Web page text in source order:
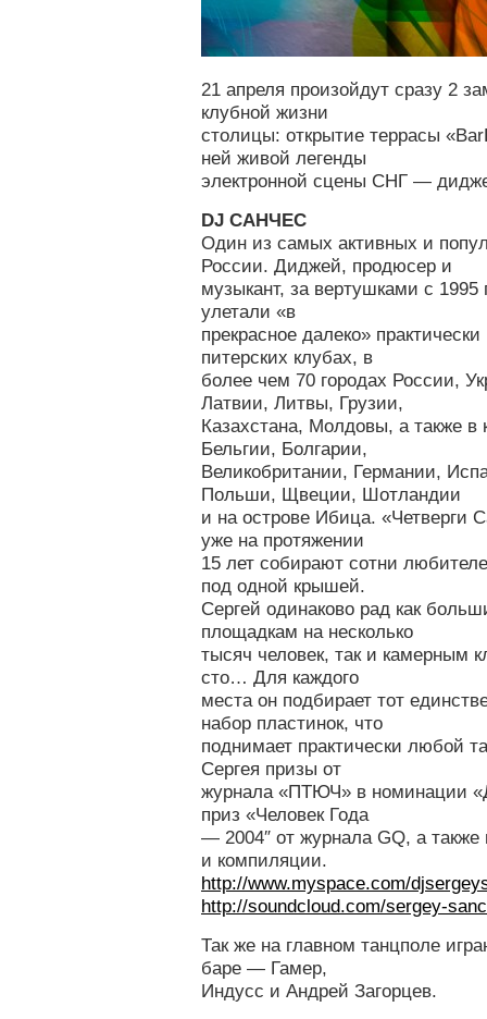
21 апреля произойдут сразу 2
клубной жизни
столицы: открытие террасы
ней живой легенды
электронной сцены СНГ —
DJ САНЧЕС
Один из самых активных и
России. Диджей, продюсер и
музыкант, за вертушками с 1995
улетали «в
прекрасное далеко»
питерских клубах, в
более чем 70 городах России,
Латвии, Литвы, Грузии,
Казахстана, Молдовы, а также в
Бельгии, Болгарии,
Великобритании, Германии,
Польши, Щвеции, Шотландии
и на острове Ибица. «Четверги
уже на протяжении
15 лет собирают сотни
под одной крышей.
Сергей одинаково рад как
площадкам на несколько
тысяч человек, так и камерным
сто… Для каждого
места он подбирает тот
набор пластинок, что
поднимает практически любой
Сергея призы от
журнала «ПТЮЧ» в номинации
приз «Человек Года
— 2004″ от журнала GQ, а
и компиляции.
http://www.myspace.com/
http://soundcloud.com/sergey-
Так же на главном танцполе
баре — Гамер,
Индусс и Андрей Загорцев.